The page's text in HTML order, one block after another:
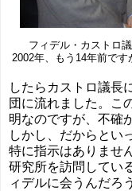
フィデル・カストロ
2002年、もう14年前で
したらカストロ議長
団に流れました。こ
明なのですが、不確
しかし、だからとい
特に指示はありませ
研究所を訪問してい
ィデルに会うんだろ